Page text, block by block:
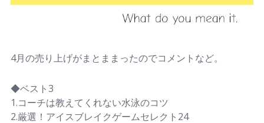
4月の売り上げがまとままったのでコメントなど。
◆ベスト3
1.コーチは教えてくれない水泳のコツ
2.厳選！アイスブレイクゲームセレクト24